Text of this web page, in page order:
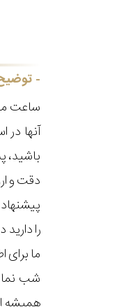
ساعت
آنها
باشید،
دقت و
را
ما
شب نما
همیشه